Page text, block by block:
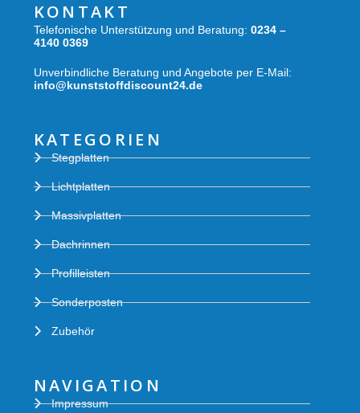
KONTAKT
Telefonische Unterstützung und Beratung: 0234 –
4140 0369
Unverbindliche Beratung und Angebote per E-Mail:
info@kunststoffdiscount24.de
KATEGORIEN
Stegplatten
Lichtplatten
Massivplatten
Dachrinnen
Profilleisten
Sonderposten
Zubehör
NAVIGATION
Impressum